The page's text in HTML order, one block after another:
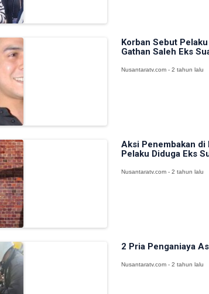
Korban Sebut
Gathan Saleh Eks
Nusantaratv.com - 2 tahun lalu
Aksi Penembakan di
Pelaku Diduga Eks
Nusantaratv.com - 2 tahun lalu
2 Pria Penganiaya
Nusantaratv.com - 2 tahun lalu